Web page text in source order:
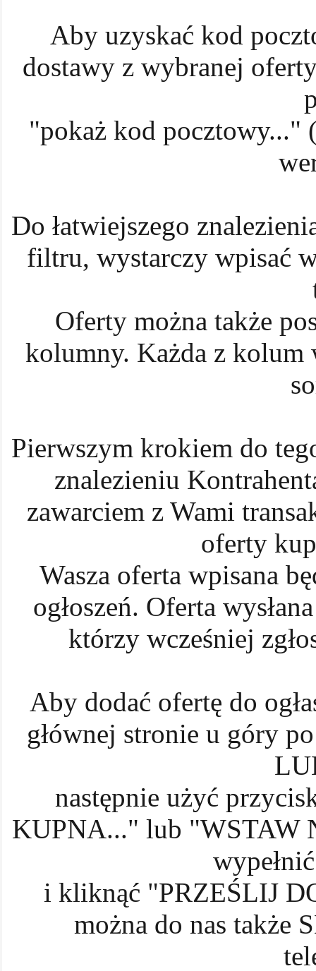
Aby uzyskać kod
dostawy z wybranej
"pokaż kod pocztowy..."
Do łatwiejszego
filtru, wystarczy wpisać
Oferty można także
kolumny. Każda z kolum
Pierwszym krokiem do
znalezieniu
zawarciem z Wami
oferty
Wasza oferta wpisana
ogłoszeń. Oferta
którzy wcześniej
Aby dodać ofertę do
głównej stronie u góry
następnie użyć
KUPNA..." lub "WSTAW
i kliknąć "PRZEŚLIJ
można do nas także